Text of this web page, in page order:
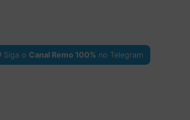
Siga o Canal Remo 100% no Telegram